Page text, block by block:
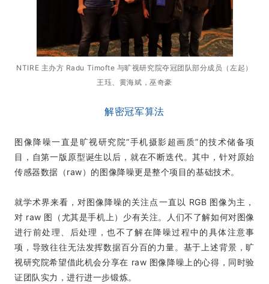
NTIRE 主办方 Radu Timofte 与旷视研究院夺冠团队部分成员（左起）
王珏、 黄海斌，巫奇豪
解密冠军算法
图像降噪一直是旷视研究院“手机摄影超画质”的技术储备项
目，自第一版原型诞生以后，就在不断迭代。其中，针对原始
传感器数据（raw）的图像降噪更是整个项目的基础技术。
就学术界来看，对图像降噪的关注点一直以 RGB 图像为主，
对 raw 图（尤其是手机上）少有关注。人们不了解如何对图像
进行前处理、后处理，也不了解在降噪过程中的具体注意事
项，导致往往无法发挥数据百分百的力量。基于上述背景，旷
视研究院希望借此机会分享在 raw 图像降噪上的心得，同时验
证团队实力，进行进一步锻炼。